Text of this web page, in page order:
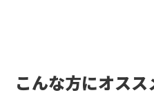
こんな方にオスス